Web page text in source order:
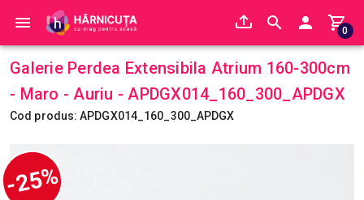
0
Galerie Perdea Extensibila Atrium 160-300cm
- Maro - Auriu - APDGX014_160_300_APDGX
Cod produs: APDGX014_160_300_APDGX
-25%